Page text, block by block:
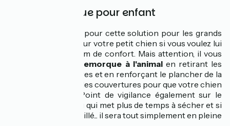
La remorque pour enfant
Vous pouvez opter pour cette solution pour les grands
chiens ou même pour votre petit chien si vous voulez lui
garantir un maximum de confort. Mais attention, il vous
adapter la remorque à l'animalen retirant les
sièges et les ceintures et en renforçant le plancher de la
remorque. Ajoutez des couvertures pour que votre chien
soit bien installé. Point de vigilance également sur le
revêtement en tissu qui met plus de temps à sécher et si
votre chien est mouillé... il sera tout simplement en pleine